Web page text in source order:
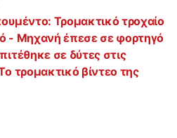
Τρομακτικό τροχαίο
- Μηχανή έπεσε σε φορτηγό
σε δύτες στις
τρομακτικό βίντεο της